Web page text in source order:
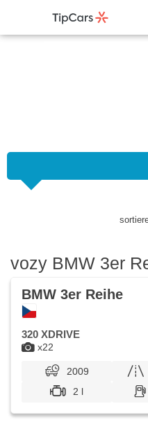
vozy BMW 3er
x22
BMW 3er Reihe
320 XDRIVE
2009
2 l